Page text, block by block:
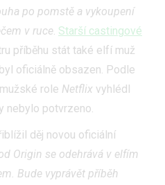
po pomstě a vykoupení
v ruce. Starší castingové
příběhu stát také elfí muž
oficiálně obsazen. Podle
role Netflix vyhlédl
nebylo potvrzeno.
děj novou oficiální
Origin se odehrává v elfím
Bude vyprávět příběh